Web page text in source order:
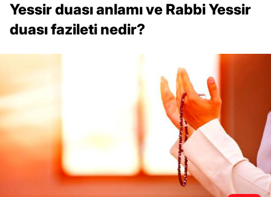
Yessir duası anlamı ve Rabbi Yessir
duası fazileti nedir?